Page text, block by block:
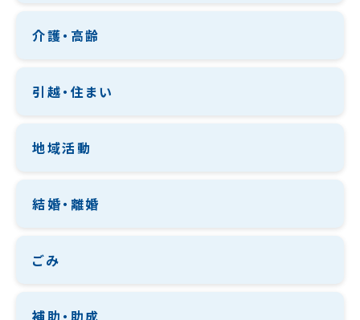
介護・高齢
引越・住まい
地域活動
結婚・離婚
ごみ